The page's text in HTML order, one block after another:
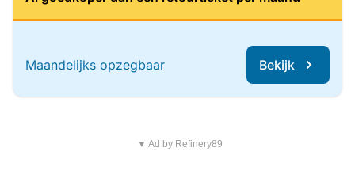
Maandelijks opzegbaar Bekijk
▼ Ad by Refinery89